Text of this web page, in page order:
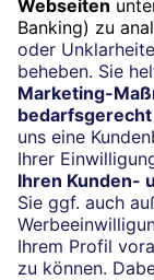
24/7-